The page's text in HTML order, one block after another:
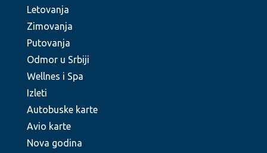
Letovanja
Zimovanja
Putovanja
Odmor u Srbiji
Wellnes i Spa
Izleti
Autobuske karte
Avio karte
Nova godina